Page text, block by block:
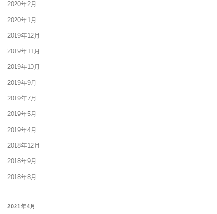
2020年2月
2020年1月
2019年12月
2019年11月
2019年10月
2019年9月
2019年7月
2019年5月
2019年4月
2018年12月
2018年9月
2018年8月
2021年4月